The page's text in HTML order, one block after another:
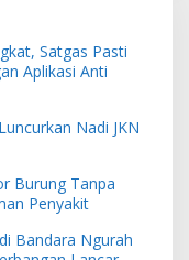
Satgas Pasti
Aplikasi Anti
Nadi JKN
Burung Tanpa
Penyakit
Bandara Ngurah